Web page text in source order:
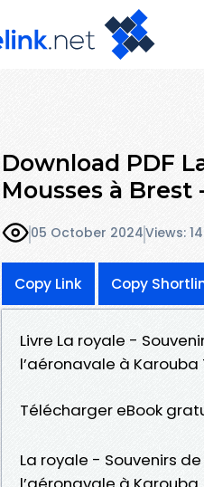
Download PDF
Mousses à Brest
05 October 2024Views:
Copy Link Copy
Livre La royale -
l’aéronavale à
Télécharger eBook
La royale - Souvenirs de